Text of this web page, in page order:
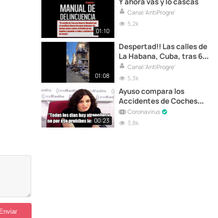
01:10
Canal 'AntiProgre'
5,2k
01:08
Despertad!! Las calles de
La Habana, Cuba, tras 65
años de tiranía
comunista. Dentro de 10
parecido
Canal 'AntiProgre'
5,3k
00:23
Ayuso compara los
Accidentes de Coches
con el Coronavirus
Coronavirus
3,8k